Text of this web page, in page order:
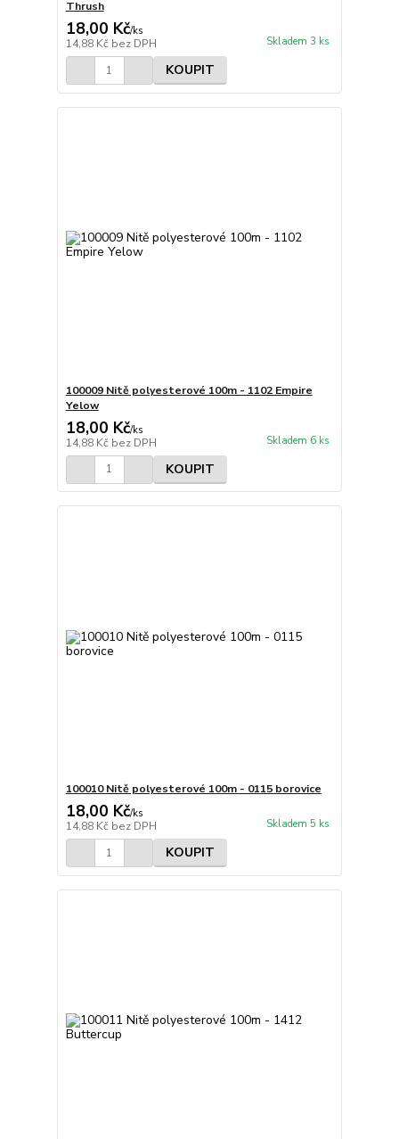
Thrush
18,00 Kč/ks
14,88 Kč bez DPH Skladem 3 ks
KOUPIT
100009 Nitě polyesterové 100m - 1102 Empire
Yelow
18,00 Kč/ks
14,88 Kč bez DPH Skladem 6 ks
KOUPIT
100010 Nitě polyesterové 100m - 0115 borovice
18,00 Kč/ks
14,88 Kč bez DPH Skladem 5 ks
KOUPIT